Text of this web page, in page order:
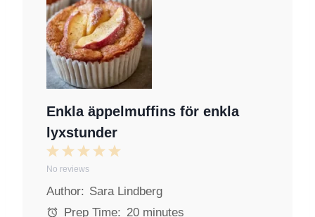
Enkla äppelmuffins för enkla
lyxstunder
5
t
4
t
a
3
t
a
2
S
t
a
1
S
t
a
No reviews
Author: Sara Lindberg
Prep Time: 20 minutes